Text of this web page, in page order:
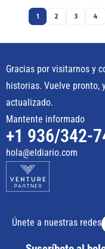
1 2 3 4
Gracias por visitarnos y
historias. Vuelve pronto,
actualizado.
Mantente informado
+1 936/342-
hola@eldiario.com
Únete a nuestras redes